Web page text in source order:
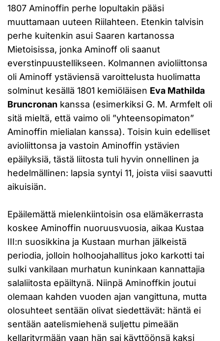
1807 Aminoffin perhe lopultakin pääsi
muuttamaan uuteen Riilahteen. Etenkin talvisin
perhe kuitenkin asui Saaren kartanossa
Mietoisissa, jonka Aminoff oli saanut
everstinpuustellikseen. Kolmannen avioliittonsa
oli Aminoff ystäviensä varoittelusta huolimatta
solminut kesällä 1801 kemiöläisen Eva Mathilda
Bruncronan kanssa (esimerkiksi G. M. Armfelt oli
sitä mieltä, että vaimo oli ”yhteensopimaton”
Aminoffin mielialan kanssa). Toisin kuin edelliset
avioliittonsa ja vastoin Aminoffin ystävien
epäilyksiä, tästä liitosta tuli hyvin onnellinen ja
hedelmällinen: lapsia syntyi 11, joista viisi saavutti
aikuisiän.
Epäilemättä mielenkiintoisin osa elämäkerrasta
koskee Aminoffin nuoruusvuosia, aikaa Kustaa
III:n suosikkina ja Kustaan murhan jälkeistä
periodia, jolloin holhoojahallitus joko karkotti tai
sulki vankilaan murhatun kuninkaan kannattajia
salaliitosta epäiltynä. Niinpä Aminoffkin joutui
olemaan kahden vuoden ajan vangittuna, mutta
olosuhteet sentään olivat siedettävät: häntä ei
sentään aatelismiehenä suljettu pimeään
kellarityrmään vaan hän sai käyttöönsä kaksi